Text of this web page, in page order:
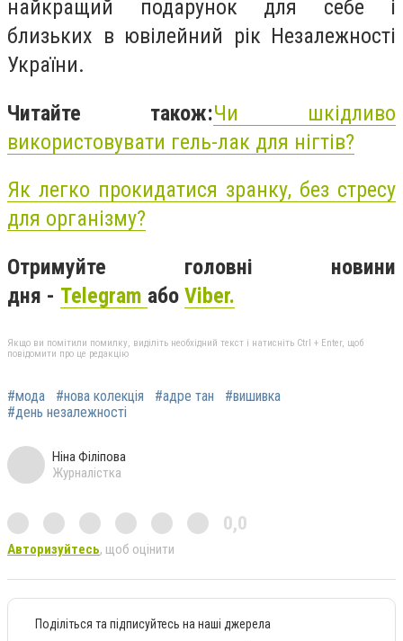
найкращий подарунок для себе і
близьких в ювілейний рік Незалежності
України.
Читайте також:Чи шкідливо
використовувати гель-лак для нігтів?
Як легко прокидатися зранку, без стресу
для організму?
Отримуйте головні новини
дня - Telegram або Viber.
Якщо ви помітили помилку, виділіть необхідний текст і натисніть Ctrl + Enter, щоб
повідомити про це редакцію
#мода #нова колекція #адре тан
#вишивка
#день незалежності
Ніна Філіпова
Журналістка
0,0
Авторизуйтесь, щоб оцінити
Поділіться та підписуйтесь на наші джерела